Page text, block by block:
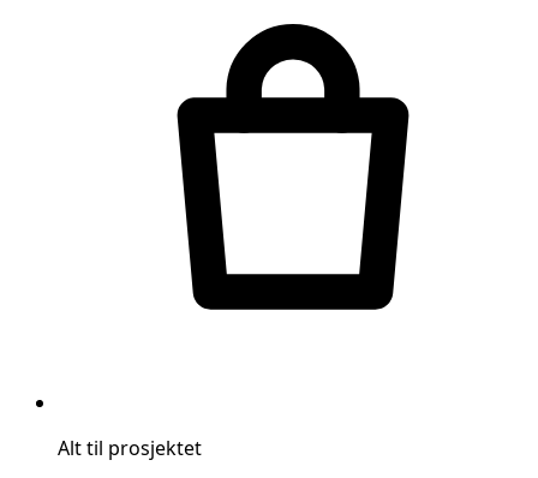
Alt til prosjektet